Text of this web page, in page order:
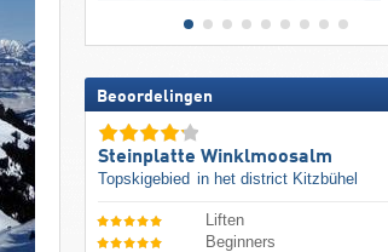
Beoordelingen
Steinplatte Winklmoosalm
Topskigebied in het district Kitzbühel
Liften
Beginners